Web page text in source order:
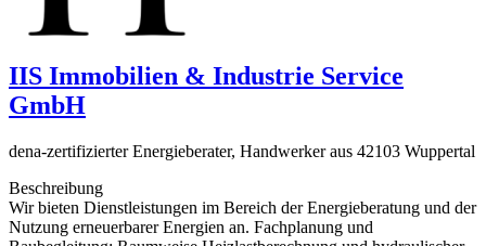
IIS Immobilien & Industrie Service
GmbH
dena-zertifizierter Energieberater, Handwerker aus 42103 Wuppertal
Beschreibung
Wir bieten Dienstleistungen im Bereich der Energieberatung und der
Nutzung erneuerbarer Energien an. Fachplanung und